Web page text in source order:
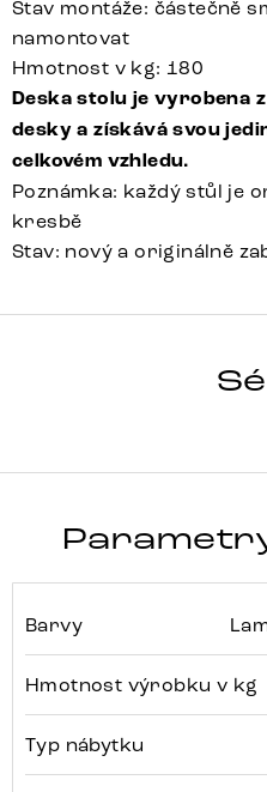
Stav montáže: částečně
namontovat
Hmotnost v kg: 180
Deska stolu je vyrobena
desky a získává svou
celkovém vzhledu.
Poznámka: každý stůl je
kresbě
Stav: nový a originálně
Barvy
Hmotnost výrobku v kg
Typ nábytku